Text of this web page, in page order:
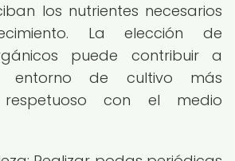
los nutrientes necesarios
La elección de
puede contribuir a
entorno de cultivo más
con el medio